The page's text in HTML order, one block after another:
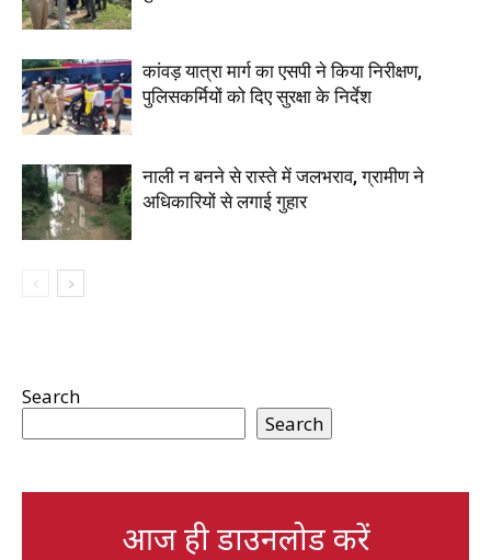
कांवड़ यात्रा मार्ग का एसपी ने किया निरीक्षण,
पुलिसकर्मियों को दिए सुरक्षा के निर्देश
नाली न बनने से रास्ते में जलभराव, ग्रामीण ने
अधिकारियों से लगाई गुहार
Search
Search
आज ही डाउनलोड करें